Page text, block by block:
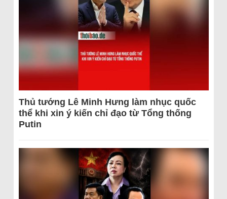
Thủ tướng Lê Minh Hưng làm nhục quốc
thể khi xin ý kiến chỉ đạo từ Tổng thống
Putin